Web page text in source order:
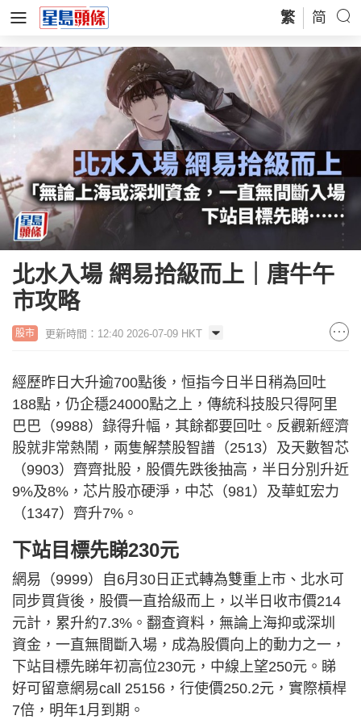
繁 简
北水入場 網易拾級而上｜唐牛午
市攻略
股市 更新時間：12:40 2026-07-09 HKT
經歷昨日大升逾700點後，恒指今日半日稍為回吐
188點，仍企穩24000點之上，傳統科技股只得阿里
巴巴（9988）錄得升幅，其餘都要回吐。反觀新經濟
股就非常熱鬧，兩隻解禁股智譜（2513）及天數智芯
（9903）齊齊批股，股價先跌後抽高，半日分別升近
9%及8%，芯片股亦硬淨，中芯（981）及華虹宏力
（1347）齊升7%。
下站目標先睇230元
網易（9999）自6月30日正式轉為雙重上市、北水可
同步買貨後，股價一直拾級而上，以半日收市價214
元計，累升約7.3%。翻查資料，無論上海抑或深圳
資金，一直無間斷入場，成為股價向上的動力之一，
下站目標先睇年初高位230元，中線上望250元。睇
好可留意網易call 25156，行使價250.2元，實際槓桿
7倍，明年1月到期。